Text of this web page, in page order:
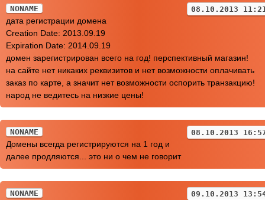
NONAME 08.10.2013
дата регистрации домена
Creation Date: 2013.09.19
Expiration Date: 2014.09.19
домен зарегистрирован всего на год! перспективный магазин!
на сайте нет никаких реквизитов и нет возможности оплачивать
заказ по карте, а значит нет возможности оспорить транзакцию!
народ не ведитесь на низкие цены!
NONAME 08.10.2013
Домены всегда регистрируются на 1 год и
далее продляются... это ни о чем не говорит
NONAME 09.10.2013